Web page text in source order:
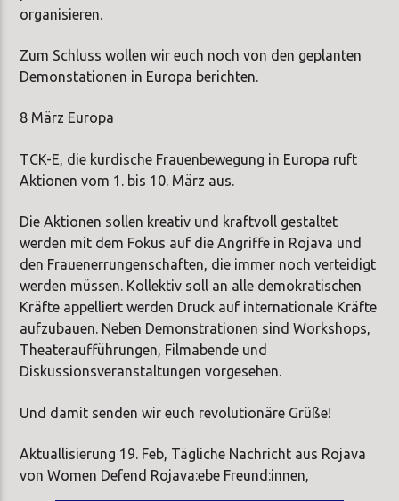
organisieren.
Zum Schluss wollen wir euch noch von den geplanten
Demonstationen in Europa berichten.
8 März Europa
TCK-E, die kurdische Frauenbewegung in Europa ruft
Aktionen vom 1. bis 10. März aus.
Die Aktionen sollen kreativ und kraftvoll gestaltet
werden mit dem Fokus auf die Angriffe in Rojava und
den Frauenerrungenschaften, die immer noch verteidigt
werden müssen. Kollektiv soll an alle demokratischen
Kräfte appelliert werden Druck auf internationale Kräfte
aufzubauen. Neben Demonstrationen sind Workshops,
Theateraufführungen, Filmabende und
Diskussionsveranstaltungen vorgesehen.
Und damit senden wir euch revolutionäre Grüße!
Aktuallisierung 19. Feb, Tägliche Nachricht aus Rojava
von Women Defend Rojava:ebe Freund:innen,